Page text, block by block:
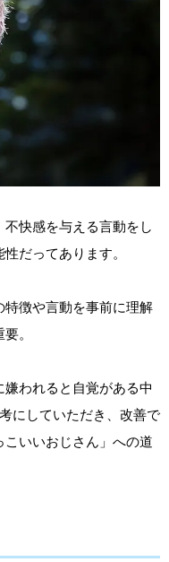
快感を与える言動をし
だってあります。
徴や言動を事前に理解
。
われると自覚がある中
にしていただき、改善で
いいおじさん」への道